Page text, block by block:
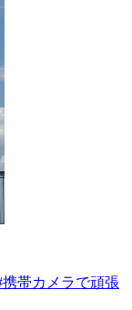
携帯カメラで頑張